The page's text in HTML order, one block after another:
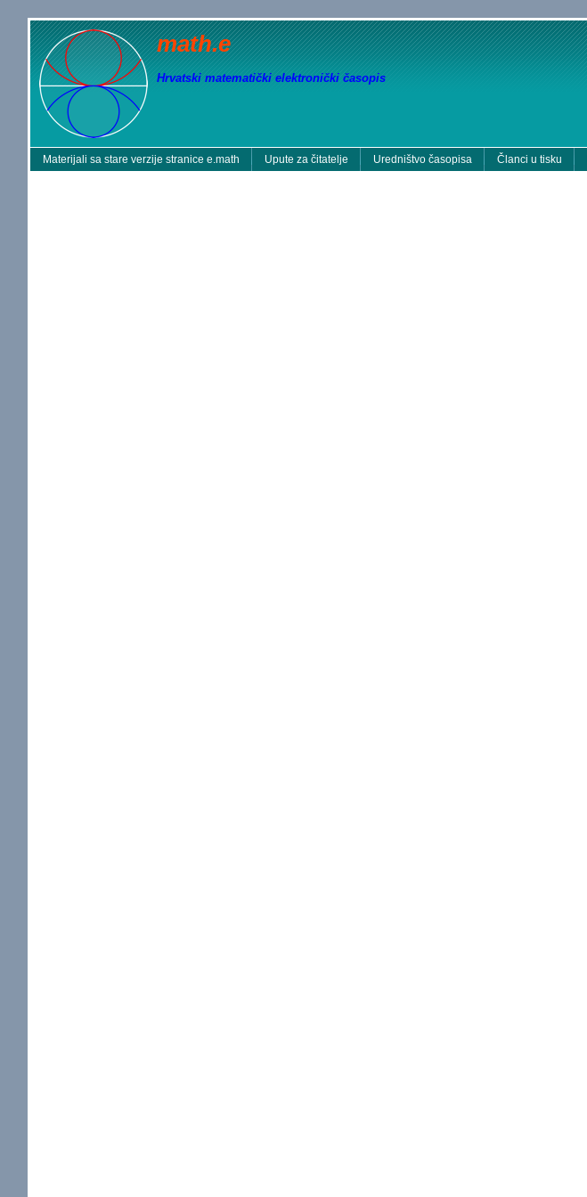
math.e
Hrvatski matematički elektronički časopis
Materijali sa stare verzije stranice e.math Upute za čitatelje Uredništvo časopisa Članci u tisku